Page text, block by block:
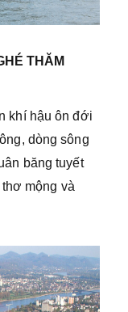
THĂM
khí hậu ôn đới
dòng sông
băng tuyết
mộng và